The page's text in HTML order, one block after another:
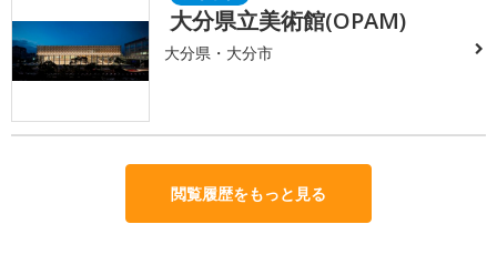
大分県立美術館(OPAM)
大分県・大分市
閲覧履歴をもっと見る